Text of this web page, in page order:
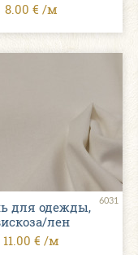
8.00 € /м
6031
для одежды,
лен
11.00 € /м